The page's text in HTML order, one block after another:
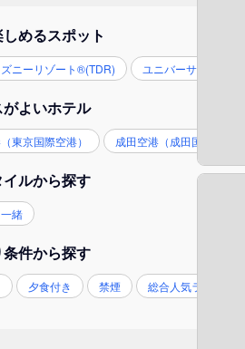
めるスポット
ニーリゾート®(TDR) ユニバーサル・スタ
よいホテル
東京国際空港） 成田空港（成田国際空港）
ルから探す
緒
件から探す
夕食付き 禁煙 総合人気ランキング